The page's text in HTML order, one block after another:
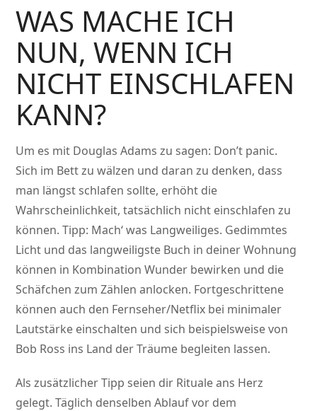
WAS MACHE ICH
NUN, WENN ICH
NICHT EINSCHLAFEN
KANN?
Um es mit Douglas Adams zu sagen: Don’t panic.
Sich im Bett zu wälzen und daran zu denken, dass
man längst schlafen sollte, erhöht die
Wahrscheinlichkeit, tatsächlich nicht einschlafen zu
können. Tipp: Mach‘ was Langweiliges. Gedimmtes
Licht und das langweiligste Buch in deiner Wohnung
können in Kombination Wunder bewirken und die
Schäfchen zum Zählen anlocken. Fortgeschrittene
können auch den Fernseher/Netflix bei minimaler
Lautstärke einschalten und sich beispielsweise von
Bob Ross ins Land der Träume begleiten lassen.
Als zusätzlicher Tipp seien dir Rituale ans Herz
gelegt. Täglich denselben Ablauf vor dem